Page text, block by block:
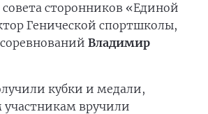
совета сторонников «Единой
Генической спортшколы,
Владимир
кубки и медали,
вручили